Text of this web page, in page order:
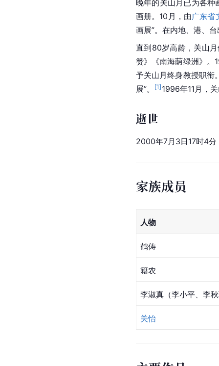
晚年的关山月已为各种
画册。10月，由广东省
画展”。在内地、港、
直到80岁高龄，关山
赞》《南海荫绿洲》。
予关山月终身教授职衔
展”。
[1] 1996年11月，
逝世
2000年7月3日17时4
家族成员
人物
鹤俦
籍农
李淑真（李小平、李秋
关怡